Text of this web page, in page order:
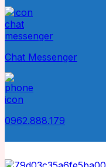
Chat Messenger
0962.888.179